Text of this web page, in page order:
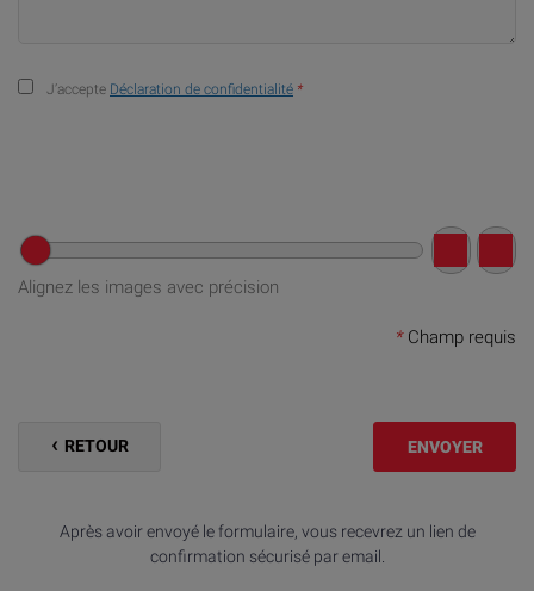
J’accepte Déclaration de confidentialité *
Alignez les images avec précision
*Champ requis
RETOUR ENVOYER
Après avoir envoyé le formulaire, vous recevrez un lien de
confirmation sécurisé par email.